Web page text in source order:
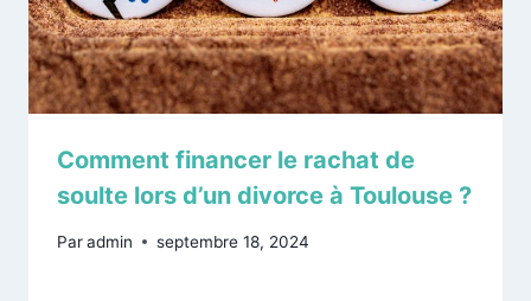
Comment financer le rachat de
soulte lors d’un divorce à Toulouse ?
Paradmin septembre 18, 2024